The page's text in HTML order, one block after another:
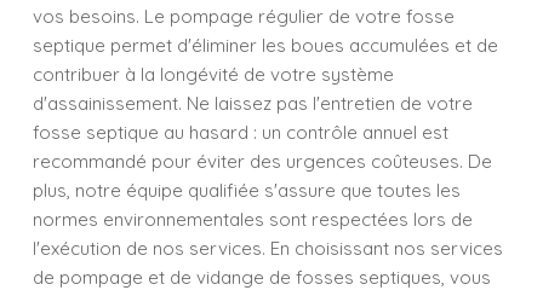
vos besoins. Le pompage régulier de votre fosse
septique permet d'éliminer les boues accumulées et de
contribuer à la longévité de votre système
d'assainissement. Ne laissez pas l'entretien de votre
fosse septique au hasard : un contrôle annuel est
recommandé pour éviter des urgences coûteuses. De
plus, notre équipe qualifiée s'assure que toutes les
normes environnementales sont respectées lors de
l'exécution de nos services. En choisissant nos services
de pompage et de vidange de fosses septiques, vous